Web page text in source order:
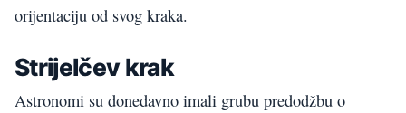
orijentaciju od svog kraka.
Strijelčev krak
Astronomi su donedavno imali grubu predodžbu o